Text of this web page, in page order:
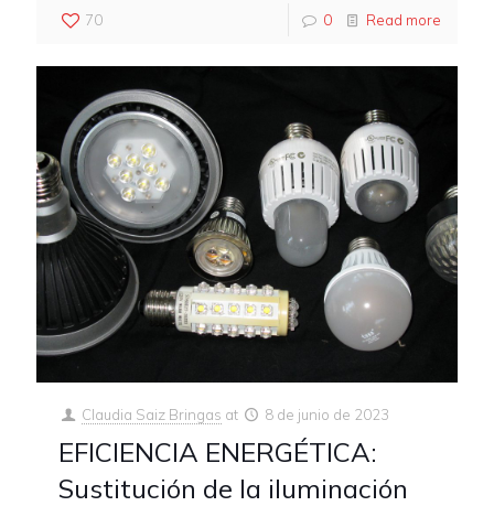
70 0 Read more
Claudia Saiz Bringas at 8 de junio de 2023
EFICIENCIA ENERGÉTICA:
Sustitución de la iluminación